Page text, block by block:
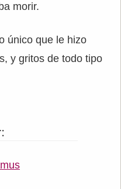
morir.
único que le hizo
y gritos de todo tipo